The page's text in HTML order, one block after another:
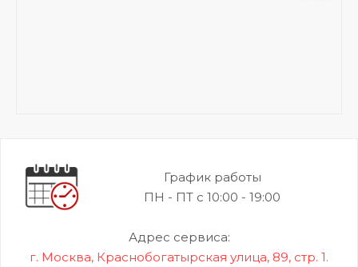
График работы
ПН - ПТ с 10:00 - 19:00
Адрес сервиса:
г. Москва, Краснобогатырская улица, 89, стр. 1.